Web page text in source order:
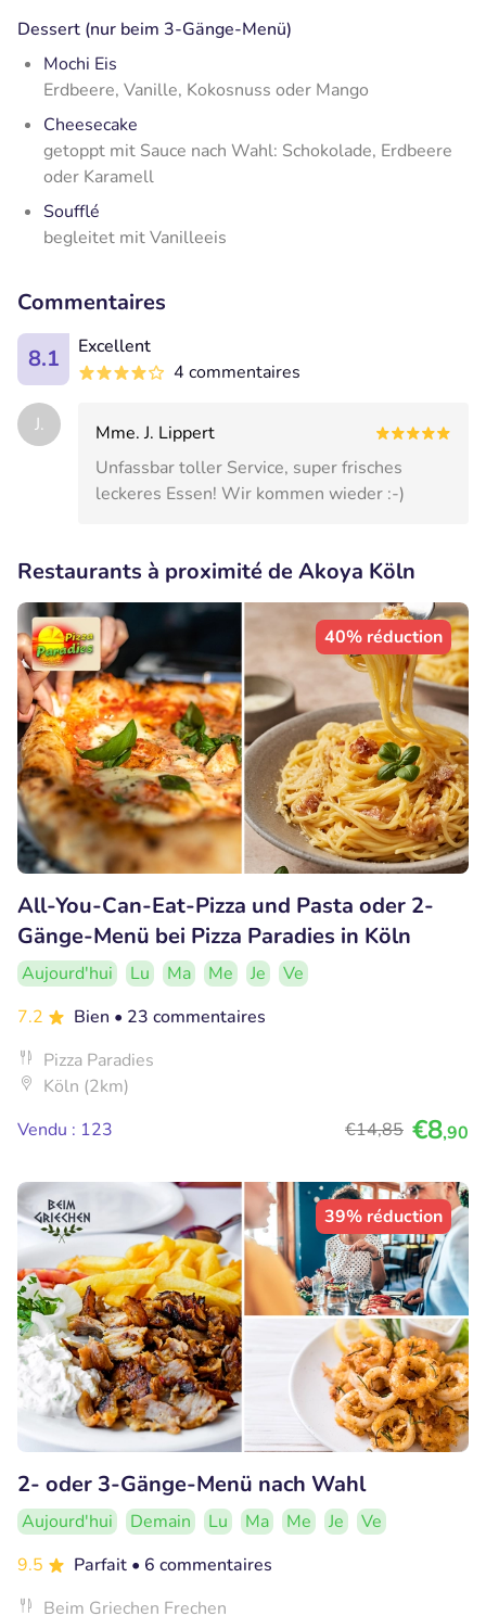
Dessert (nur beim 3-Gänge-Menü)
Mochi Eis
Erdbeere, Vanille, Kokosnuss oder Mango
Cheesecake
getoppt mit Sauce nach Wahl: Schokolade, Erdbeere
oder Karamell
Soufflé
begleitet mit Vanilleeis
Commentaires
8.1
Excellent
4 commentaires
J.
Mme. J. Lippert
Unfassbar toller Service, super frisches
leckeres Essen! Wir kommen wieder :-)
Restaurants à proximité de Akoya Köln
40% réduction
All-You-Can-Eat-Pizza und Pasta oder 2-
Gänge-Menü bei Pizza Paradies in Köln
Aujourd'hui Lu Ma Me Je
Ve
7.2
Bien • 23 commentaires
Pizza Paradies
Köln (2km)
Vendu : 123
€14,85 €8,90
39% réduction
2- oder 3-Gänge-Menü nach Wahl
Aujourd'hui Demain Lu Ma Me Je
Ve
9.5
Parfait • 6 commentaires
Beim Griechen Frechen